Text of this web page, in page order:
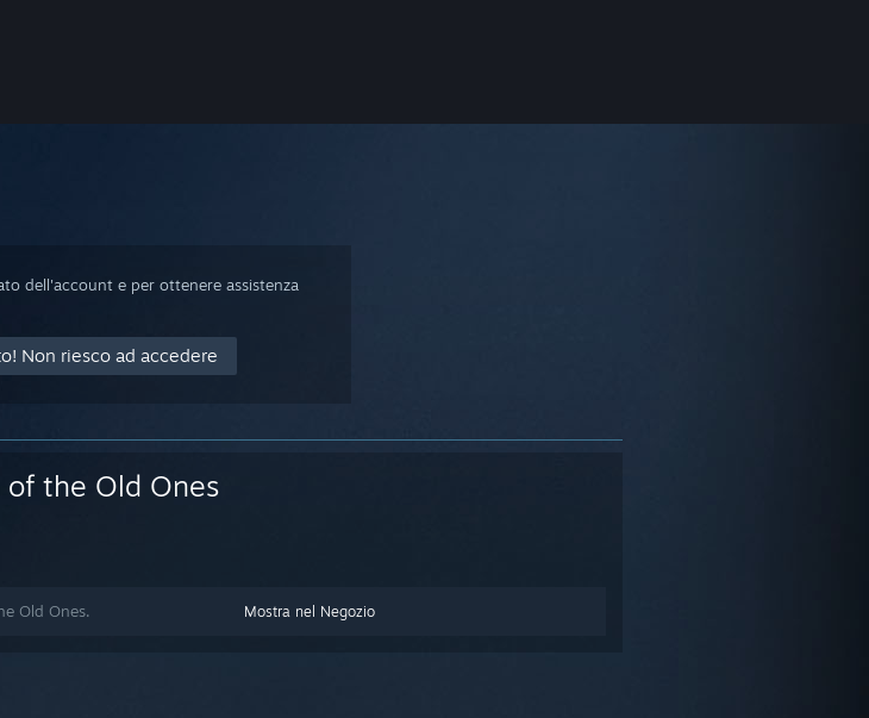
dell'account e per ottenere assistenza
Non riesco ad accedere
of the Old Ones
Mostra nel Negozio
Old Ones.